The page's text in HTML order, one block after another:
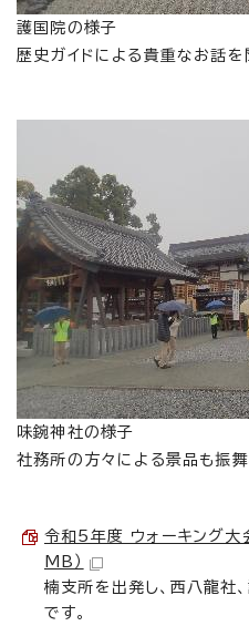
護国院の様子
歴史ガイドによる貴重なお話を
味鋺神社の様子
社務所の方々による景品も振舞
令和5年度 ウォーキング
MB）
楠支所を出発し、西八龍社
です。